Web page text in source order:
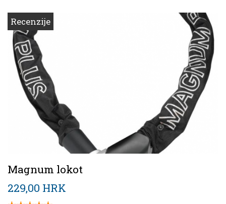
Recenzije
Magnum lokot
229,00 HRK